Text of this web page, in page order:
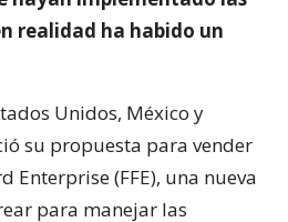
realidad ha habido un
Unidos, México y
su propuesta para vender
Enterprise (FFE), una nueva
para manejar las